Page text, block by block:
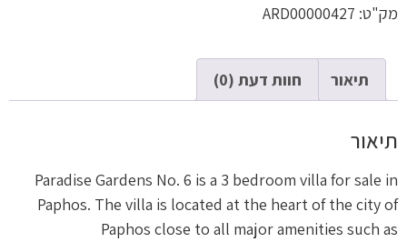
מק"ט: ARD00000427
תיאור חוות דעת (0)
תיאור
Paradise Gardens No. 6 is a 3 bedroom villa for sale in
Paphos. The villa is located at the heart of the city of
Paphos close to all major amenities such as